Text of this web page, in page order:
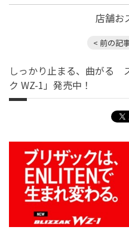
店舗お
< 前の記
しっかり止まる、曲がる
ク WZ-1」発売中！